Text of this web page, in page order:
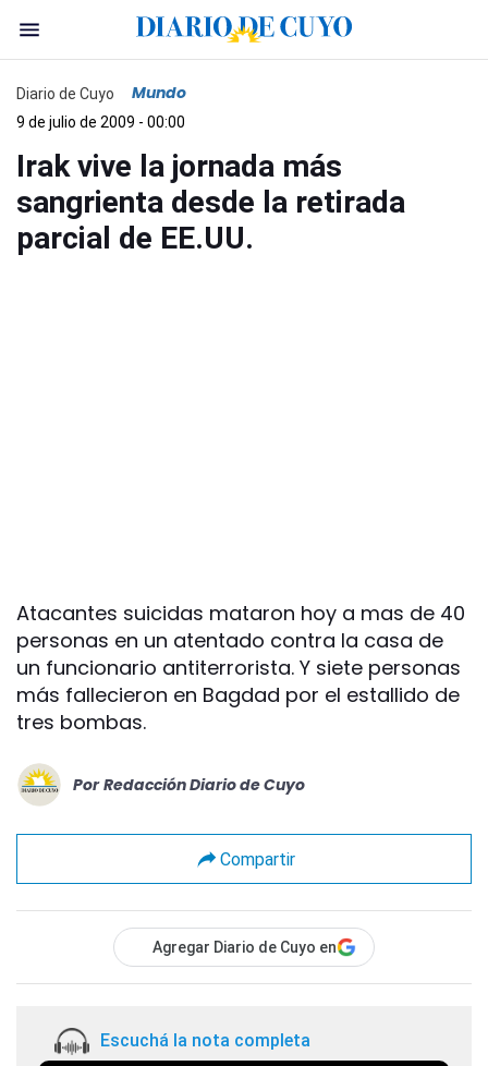
Diario de Cuyo Mundo
9 de julio de 2009 - 00:00
Irak vive la jornada más
sangrienta desde la retirada
parcial de EE.UU.
Atacantes suicidas mataron hoy a mas de 40
personas en un atentado contra la casa de
un funcionario antiterrorista. Y siete personas
más fallecieron en Bagdad por el estallido de
tres bombas.
Por Redacción Diario de Cuyo
Compartir
Agregar Diario de Cuyo en
Escuchá la nota completa